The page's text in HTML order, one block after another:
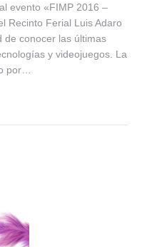
evento «FIMP 2016 –
Recinto Ferial Luis Adaro
de conocer las últimas
y videojuegos. La
por…